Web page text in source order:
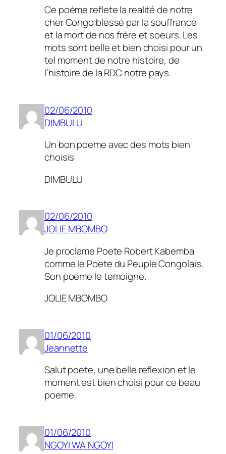
Ce poème reflete la realité de notre
cher Congo blessé par la souffrance
et la mort de nos frère et soeurs. Les
mots sont belle et bien choisi pour un
tel moment de notre histoire, de
l’histoire de la RDC notre pays.
02/06/2010
DIMBULU
Un bon poeme avec des mots bien
choisis
DIMBULU
02/06/2010
JOLIE MBOMBO
Je proclame Poete Robert Kabemba
comme le Poete du Peuple Congolais.
Son poeme le temoigne.
JOLIE MBOMBO
01/06/2010
Jeannette
Salut poete, une belle reflexion et le
moment est bien choisi pour ce beau
poeme.
01/06/2010
NGOYI WA NGOYI